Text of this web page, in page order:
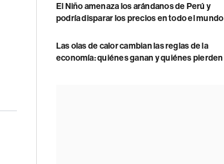
El Niño amenaza los arándanos de Perú y
podría disparar los precios en todo el mundo
Las olas de calor cambian las reglas de la
economía: quiénes ganan y quiénes pierden